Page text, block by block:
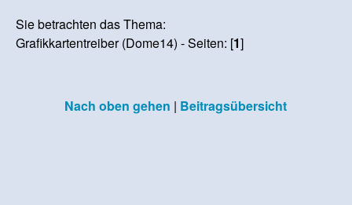
Sie betrachten das Thema:
Grafikkartentreiber (Dome14) - Seiten: [1]
Nach oben gehen | Beitragsübersicht